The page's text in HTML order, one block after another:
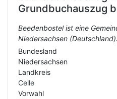
Grundbuchauszug
Beedenbostel ist eine
Niedersachsen (Deutschland).
Bundesland
Niedersachsen
Landkreis
Celle
Vorwahl